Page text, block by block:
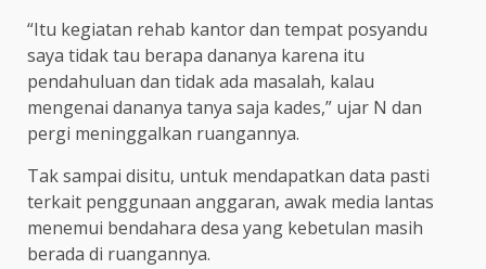
“Itu kegiatan rehab kantor dan tempat posyandu
saya tidak tau berapa dananya karena itu
pendahuluan dan tidak ada masalah, kalau
mengenai dananya tanya saja kades,” ujar N dan
pergi meninggalkan ruangannya.
Tak sampai disitu, untuk mendapatkan data pasti
terkait penggunaan anggaran, awak media lantas
menemui bendahara desa yang kebetulan masih
berada di ruangannya.